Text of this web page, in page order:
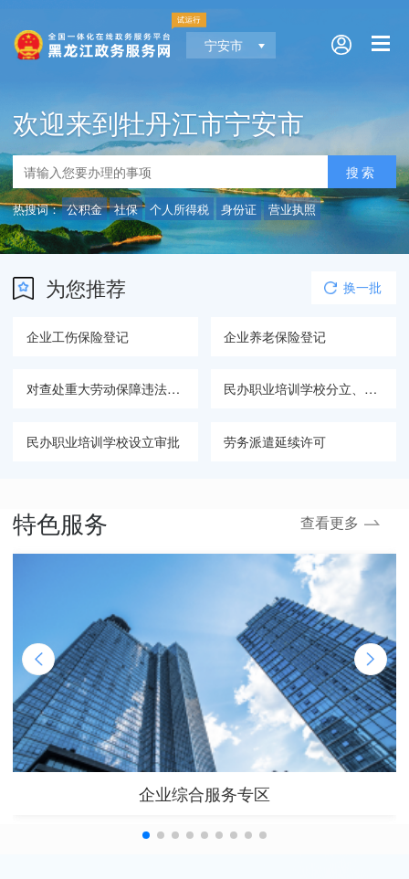
宁安市
欢迎来到牡丹江市宁安市
热搜词： 公积金 社保 个人所得税 身份证 营业执照
为您推荐
企业工伤保险登记 企业养老保险登记
对查处重大劳动保障违法行为提供主要线索和证据的举报人的奖励 民办职业培训学校分立、合并审批
民办职业培训学校设立审批 劳务派遣延续许可
换一批
特色服务 查看更多
企业综合服务专区